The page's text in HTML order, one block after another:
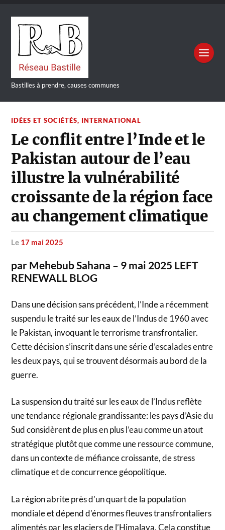
Bastilles à prendre, causes communes
IDÉES ET SOCIÉTÉS, INTERNATIONAL
Le conflit entre l’Inde et le
Pakistan autour de l’eau
illustre la vulnérabilité
croissante de la région face
au changement climatique
le 17 mai 2025
par Mehebub Sahana – 9 mai 2025 LEFT
RENEWALL BLOG
Dans une décision sans précédent, l’Inde a récemment
suspendu le traité sur les eaux de l’Indus de 1960 avec
le Pakistan, invoquant le terrorisme transfrontalier.
Cette décision s’inscrit dans une série d’escalades entre
les deux pays, qui se trouvent désormais au bord de la
guerre.
La suspension du traité sur les eaux de l’Indus reflète
une tendance régionale grandissante: les pays d’Asie du
Sud considèrent de plus en plus l’eau comme un atout
stratégique plutôt que comme une ressource commune,
dans un contexte de méfiance croissante, de stress
climatique et de concurrence géopolitique.
La région abrite près d’un quart de la population
mondiale et dépend d’énormes fleuves transfrontaliers
alimentés par les glaciers de l’Himalaya. Cela constitue